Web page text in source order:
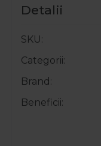
Detalii
SKU
Categorii
Brand
Beneficii